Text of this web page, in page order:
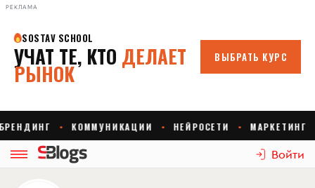
РЕКЛАМА
Войти